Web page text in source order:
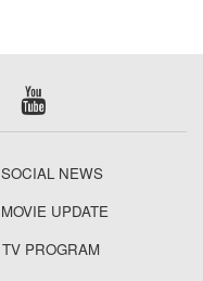
SOCIAL NEWS
MOVIE UPDATE
TV PROGRAM